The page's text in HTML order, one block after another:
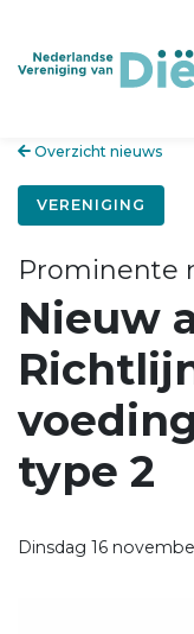
Overzicht nieuws
VERENIGING
Prominente
Nieuw
type 2
Dinsdag 16